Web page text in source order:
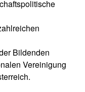
Bildenden
Vereinigung